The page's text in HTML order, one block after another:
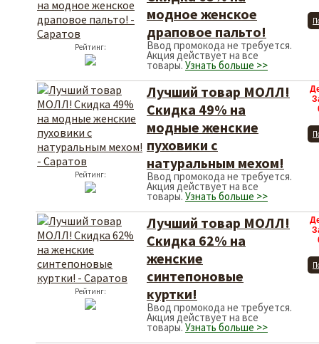
Рейтинг:
модное женское
драповое пальто!
Ввод промокода не требуется.
Акция действует на все
товары. Узнать больше >>
Рейтинг:
Лучший товар МОЛЛ!
Скидка 49% на
модные женские
пуховики с
натуральным мехом!
Ввод промокода не требуется.
Акция действует на все
товары. Узнать больше >>
Рейтинг:
Лучший товар МОЛЛ!
Скидка 62% на
женские
синтепоновые
куртки!
Ввод промокода не требуется.
Акция действует на все
товары. Узнать больше >>